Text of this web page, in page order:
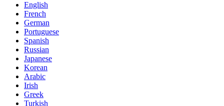
English
French
German
Portuguese
Spanish
Russian
Japanese
Korean
Arabic
Irish
Greek
Turkish